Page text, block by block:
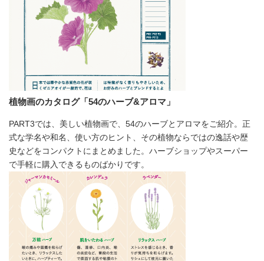
植物画のカタログ「54のハーブ&アロマ」
PART3では、美しい植物画で、54のハーブとアロマをご紹介。正
式な学名や和名、使い方のヒント、その植物ならではの逸話や歴
史などをコンパクトにまとめました。ハーブショップやスーパー
で手軽に購入できるものばかりです。